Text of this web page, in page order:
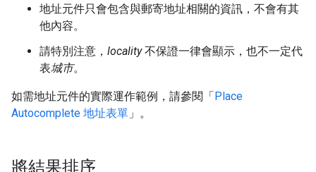
地址元件只會包含與郵寄地址相關的資訊，不會有其
他內容。
請特別注意， locality不保證一律會顯示，也不一定代
表城市。
如需地址元件的實際運作範例，請參閱「Place
Autocomplete 地址表單 」。
將結果排序